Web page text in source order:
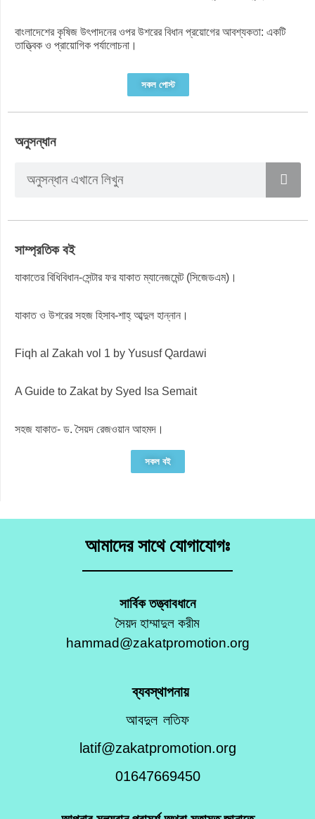
বাংলাদেশের কৃষিজ উৎপাদনের ওপর উশরের বিধান প্রয়োগের আবশ্যকতা: একটি
তাত্ত্বিক ও প্রায়োগিক পর্যালোচনা।
সকল পোস্ট
অনুসন্ধান
সাম্প্রতিক বই
যাকাতের বিধিবিধান-সেন্টার ফর যাকাত ম্যানেজমেন্ট (সিজেডএম)।
যাকাত ও উশরের সহজ হিসাব-শাহ্ আব্দুল হান্নান।
Fiqh al Zakah vol 1 by Yususf Qardawi
A Guide to Zakat by Syed Isa Semait
সহজ যাকাত- ড. সৈয়দ রেজওয়ান আহমদ।
সকল বই
আমাদের সাথে যোগাযোগঃ
সার্বিক তত্ত্বাবধানে
সৈয়দ হাম্মাদুল করীম
hammad@zakatpromotion.org
ব্যবস্থাপনায়
আবদুল লতিফ
latif@zakatpromotion.org
01647669450